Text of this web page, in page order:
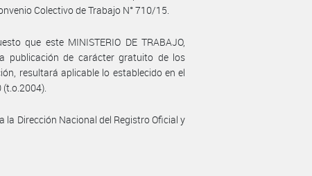
Colectivo de Trabajo N° 710/15.
que este MINISTERIO DE TRABAJO,
publicación de carácter gratuito de los
resultará aplicable lo establecido en el
la Dirección Nacional del Registro Oficial y